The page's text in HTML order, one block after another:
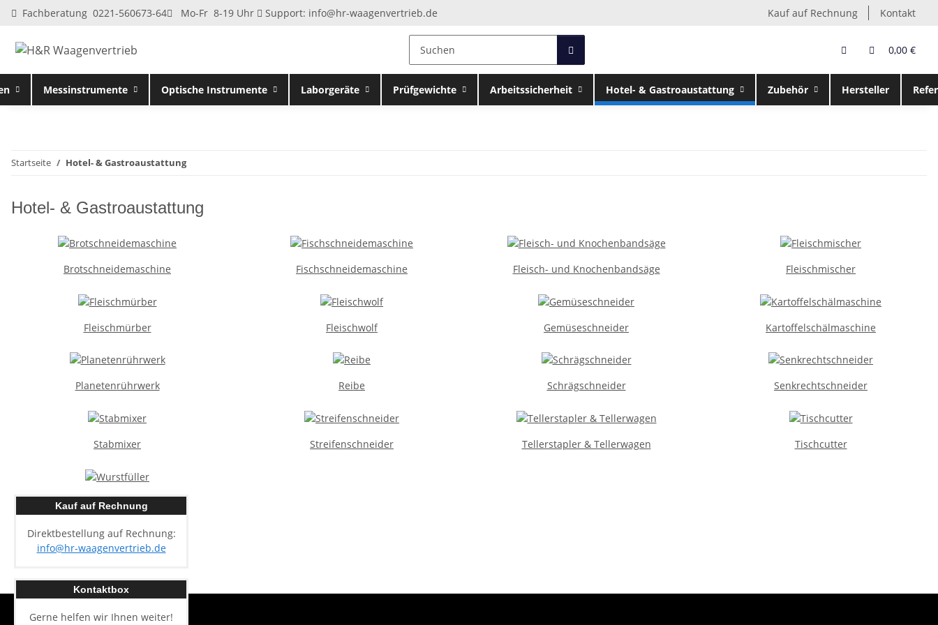
Kauf auf Rechnung Kontakt
Fachberatung 0221-560673-64 Mo-Fr 8-19 Uhr Support: info@hr-waagenvertrieb.de
0,00 €
Messinstrumente Optische Instrumente Laborgeräte Prüfgewichte Arbeitssicherheit Hotel- & Gastroaustattung Zubehör Hersteller
Kontaktbox
Gerne helfen wir Ihnen weiter!
Kauf auf Rechnung
Direktbestellung auf Rechnung:
info@hr-waagenvertrieb.de
Startseite Hotel- & Gastroaustattung
Hotel- & Gastroaustattung
Brotschneidemaschine Fischschneidemaschine Fleisch- und Knochenbandsäge Fleischmischer
Fleischmürber Fleischwolf Gemüseschneider Kartoffelschälmaschine
Planetenrührwerk Reibe Schrägschneider Senkrechtschneider
Stabmixer Streifenschneider Tellerstapler & Tellerwagen Tischcutter
Wurstfüller